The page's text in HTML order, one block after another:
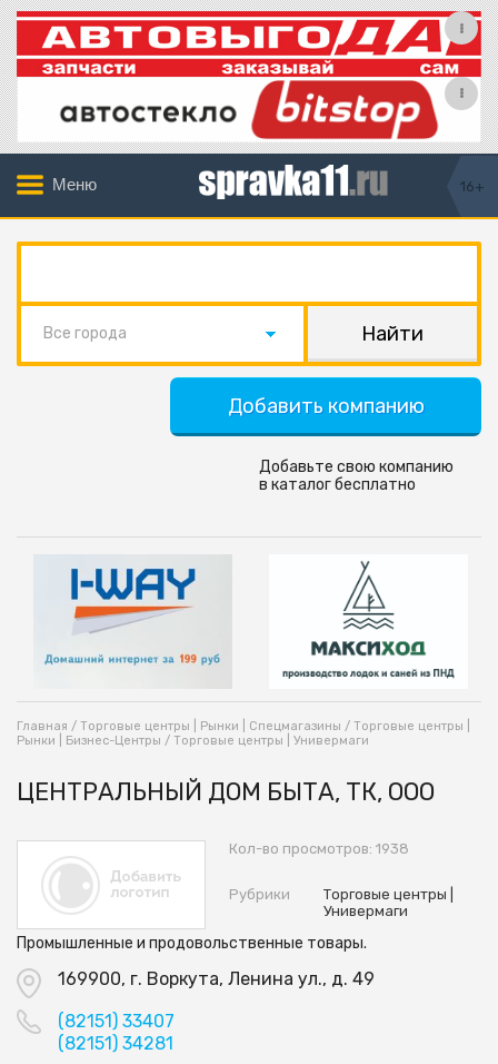
Меню 16+
Все города
Добавить компанию
Добавьте свою компанию
в каталог бесплатно
Главная / Торговые центры | Рынки | Спецмагазины / Торговые центры |
Рынки | Бизнес-Центры / Торговые центры | Универмаги
ЦЕНТРАЛЬНЫЙ ДОМ БЫТА, ТК, ООО
Кол-во просмотров: 1938
Рубрики
Торговые центры |
Универмаги
Промышленные и продовольственные товары.
169900, г. Воркута, Ленина ул., д. 49
(82151) 33407
(82151) 34281